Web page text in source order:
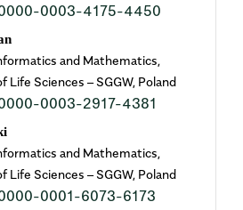
0003-4175-4450
and Mathematics,
Life Sciences – SGGW, Poland
0003-2917-4381
and Mathematics,
Life Sciences – SGGW, Poland
0001-6073-6173